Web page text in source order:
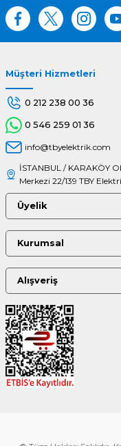
Müşteri Hizmetleri
0 212 238 00 36
0 546 259 01 36
info@tbyelektrik.com
İSTANBUL / KARAKÖY
Merkezi 22/139 TBY
Üyelik
Kurumsal
Alışveriş